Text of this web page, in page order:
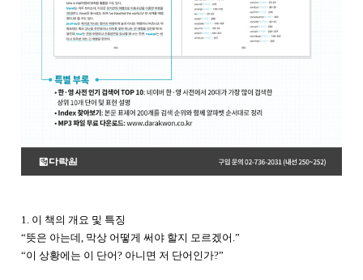
1. 이 책의 개요 및 특징
“뜻은 아는데, 막상 어떻게 써야 할지 모르겠어.”
“이 상황에는 이 단어? 아니면 저 단어인가?”